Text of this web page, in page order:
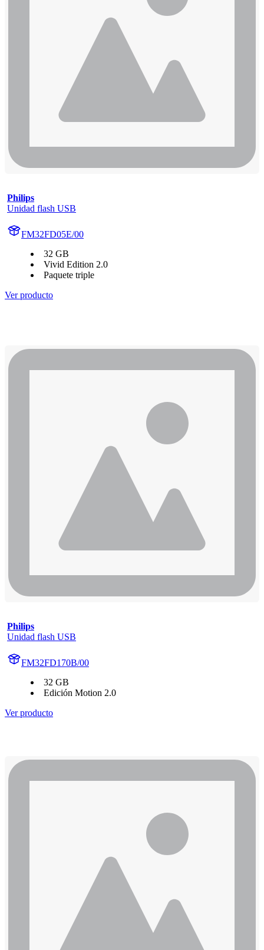
Philips
Unidad flash USB
FM32FD05E/00
32 GB
Vivid Edition 2.0
Paquete triple
Ver producto
Philips
Unidad flash USB
FM32FD170B/00
32 GB
Edición Motion 2.0
Ver producto